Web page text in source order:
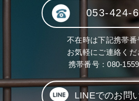
053-424-
不在時は下記携帯番
お気軽にご連絡くだ
携帯番号：080-
LINEでのお問